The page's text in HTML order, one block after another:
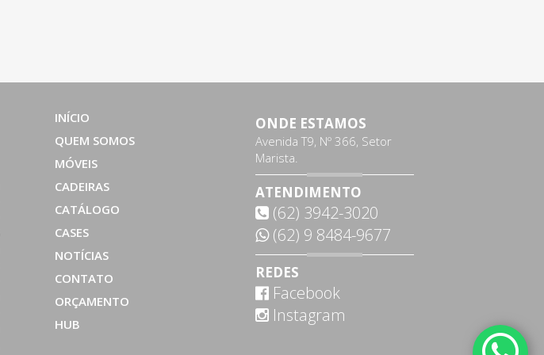
INÍCIO
QUEM SOMOS
MÓVEIS
CADEIRAS
CATÁLOGO
CASES
NOTÍCIAS
CONTATO
ORÇAMENTO
HUB
ONDE ESTAMOS
Avenida T9, Nº 366, Setor
Marista.
ATENDIMENTO
(62) 3942-3020
(62) 9 8484-9677
REDES
Facebook
Instagram